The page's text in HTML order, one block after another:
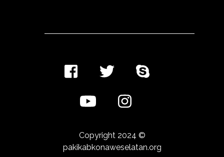
Copyright 2024 ©
pakikabkonaweselatan.org